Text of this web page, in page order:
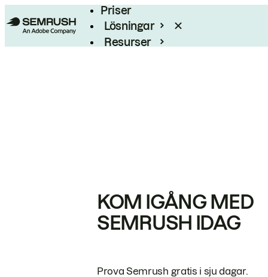
Priser
Lösningar
Resurser
KOM IGÅNG MED
SEMRUSH IDAG
Prova Semrush gratis i sju dagar.